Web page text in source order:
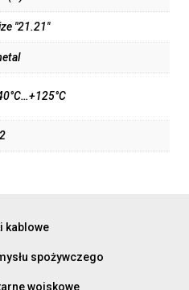
"21.21"
kablowe
spożywczego
wojskowe